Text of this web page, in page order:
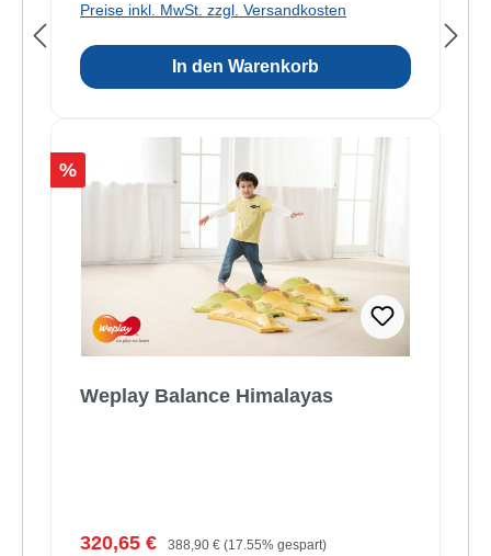
Preise inkl. MwSt. zzgl. Versandkosten
In den Warenkorb
Rabatt
%
Weplay Balance Himalayas
Verkaufspreis:
320,65 € Regulärer Preis:
388,90 € (17.55% gespart)